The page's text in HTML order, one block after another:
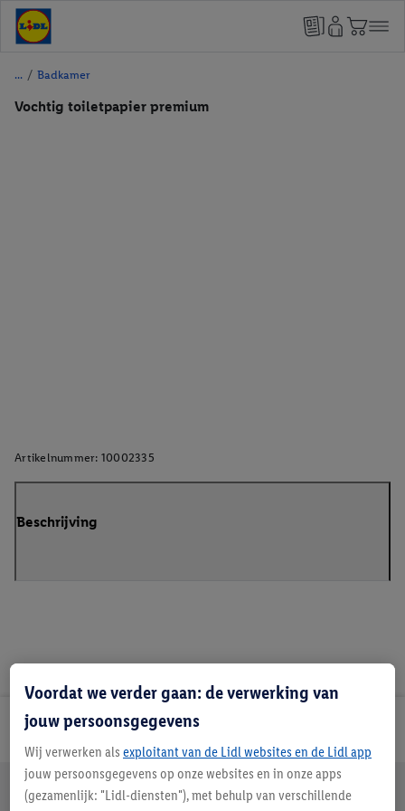
/ Badkamer
Vochtig toiletpapier premium
Artikelnummer: 10002335
Beschrijving
Lidl Nieuwsbrief
Jouw voordelen bij ons als Lidl webshop klant
Gratis retourneren Veilig winkelen
Voordat we verder gaan: de verwerking van
jouw persoonsgegevens
Wij verwerken als exploitant van de Lidl websites en de Lidl app
jouw persoonsgegevens op onze websites en in onze apps
(gezamenlijk: "Lidl-diensten"), met behulp van verschillende